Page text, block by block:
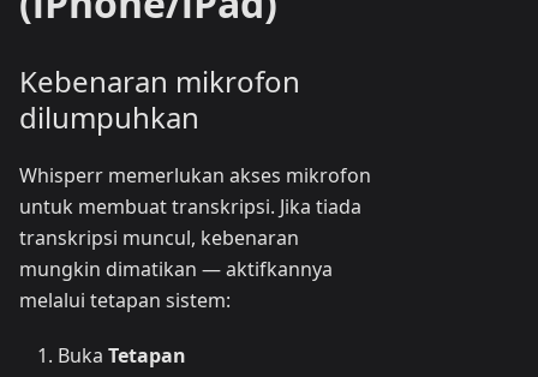
Kebenaran mikrofon
dilumpuhkan
Whisperr memerlukan akses mikrofon
untuk membuat transkripsi. Jika tiada
transkripsi muncul, kebenaran
mungkin dimatikan — aktifkannya
melalui tetapan sistem:
Buka Tetapan